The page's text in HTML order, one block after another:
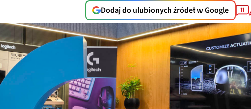
Dodaj do ulubionych źródeł w Google 11